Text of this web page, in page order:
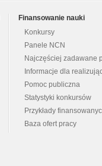
Finansowanie nauki
Konkursy
Panele NCN
Najczęściej zadawane
Informacje dla
Pomoc publiczna
Statystyki konkursów
Przykłady
Baza ofert pracy